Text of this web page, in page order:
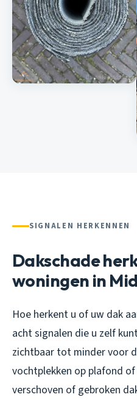
SIGNALEN HERKENNEN
Dakschade
woningen in
Hoe herkent u of uw dak
acht signalen die u zelf
zichtbaar tot minder voor
vochtplekken op plafond
verschoven of gebroken